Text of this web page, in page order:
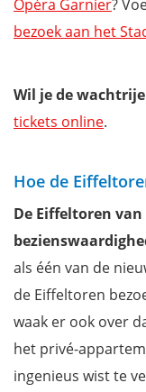
Opéra Garnier?
bezoek aan het
Wil je de
tickets online.
Hoe de
De Eiffeltoren
als één van de
de Eiffeltoren
waak er ook over
het privé-
ingenieus wist te